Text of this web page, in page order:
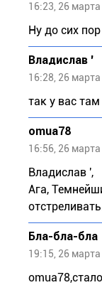
16:23, 26
Ну до сих
Владислав '
16:28, 26
так у вас там
omua78
16:56, 26
Владислав ',
Ага,
Бла-бла-бла
19:15, 26